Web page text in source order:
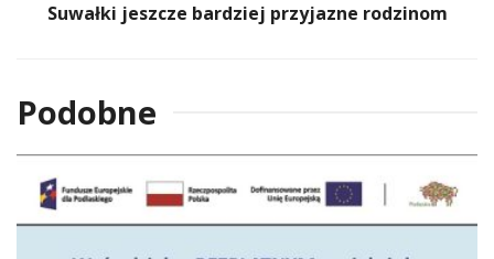
Suwałki jeszcze bardziej przyjazne rodzinom
Podobne